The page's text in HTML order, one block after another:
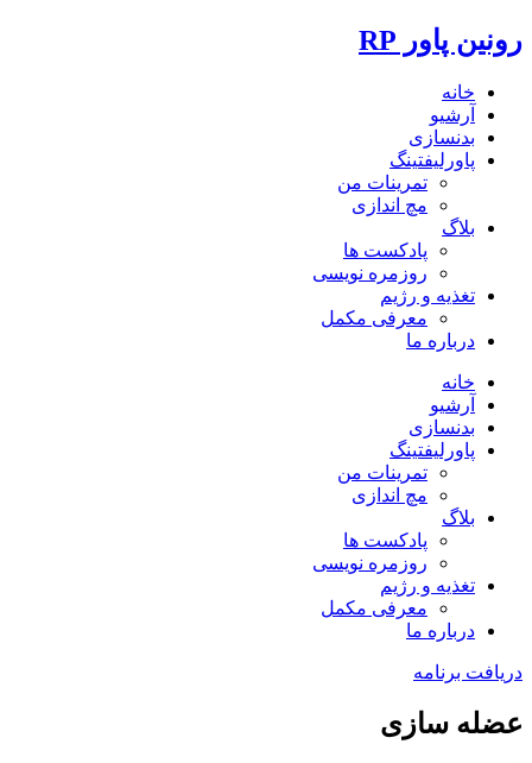
رونین پاور RP
خانه
آرشیو
بدنسازی
پاورلیفتینگ
تمرینات من
مچ اندازی
بلاگ
پادکست ها
روزمره نویسی
تغذیه و رژیم
معرفی مکمل
درباره ما
خانه
آرشیو
بدنسازی
پاورلیفتینگ
تمرینات من
مچ اندازی
بلاگ
پادکست ها
روزمره نویسی
تغذیه و رژیم
معرفی مکمل
درباره ما
دریافت برنامه
عضله سازی